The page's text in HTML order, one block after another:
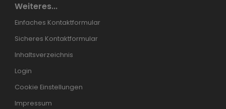
Weiteres...
Einfaches Kontaktformular
Sicheres Kontaktformular
Inhaltsverzeichnis
Login
Cookie Einstellungen
Impressum